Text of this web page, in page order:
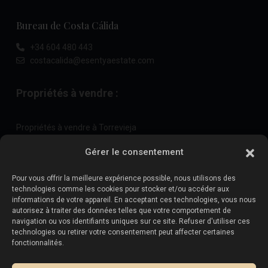
Gérer le consentement
Pour vous offrir la meilleure expérience possible, nous utilisons des
technologies comme les cookies pour stocker et/ou accéder aux
informations de votre appareil. En acceptant ces technologies, vous nous
autorisez à traiter des données telles que votre comportement de
navigation ou vos identifiants uniques sur ce site. Refuser d'utiliser ces
technologies ou retirer votre consentement peut affecter certaines
fonctionnalités.
Bureau de Costa Cálida
+34 604 480 443
costacalida@esentyaestate.com
Propriétés à vendre :
Propriétés à vendre à Torrevieja
Vendez votre propriété:
Vendre une propriété à La Mata